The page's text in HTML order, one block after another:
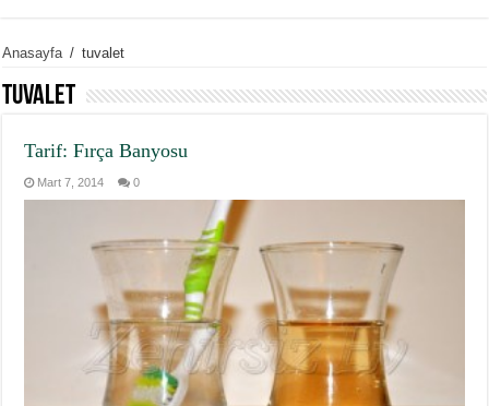
Anasayfa / tuvalet
tuvalet
Tarif: Fırça Banyosu
Mart 7, 2014 0